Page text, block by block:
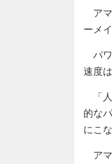
アマ
ーメ
パワ
速度
「人
的な
にこ
アマ